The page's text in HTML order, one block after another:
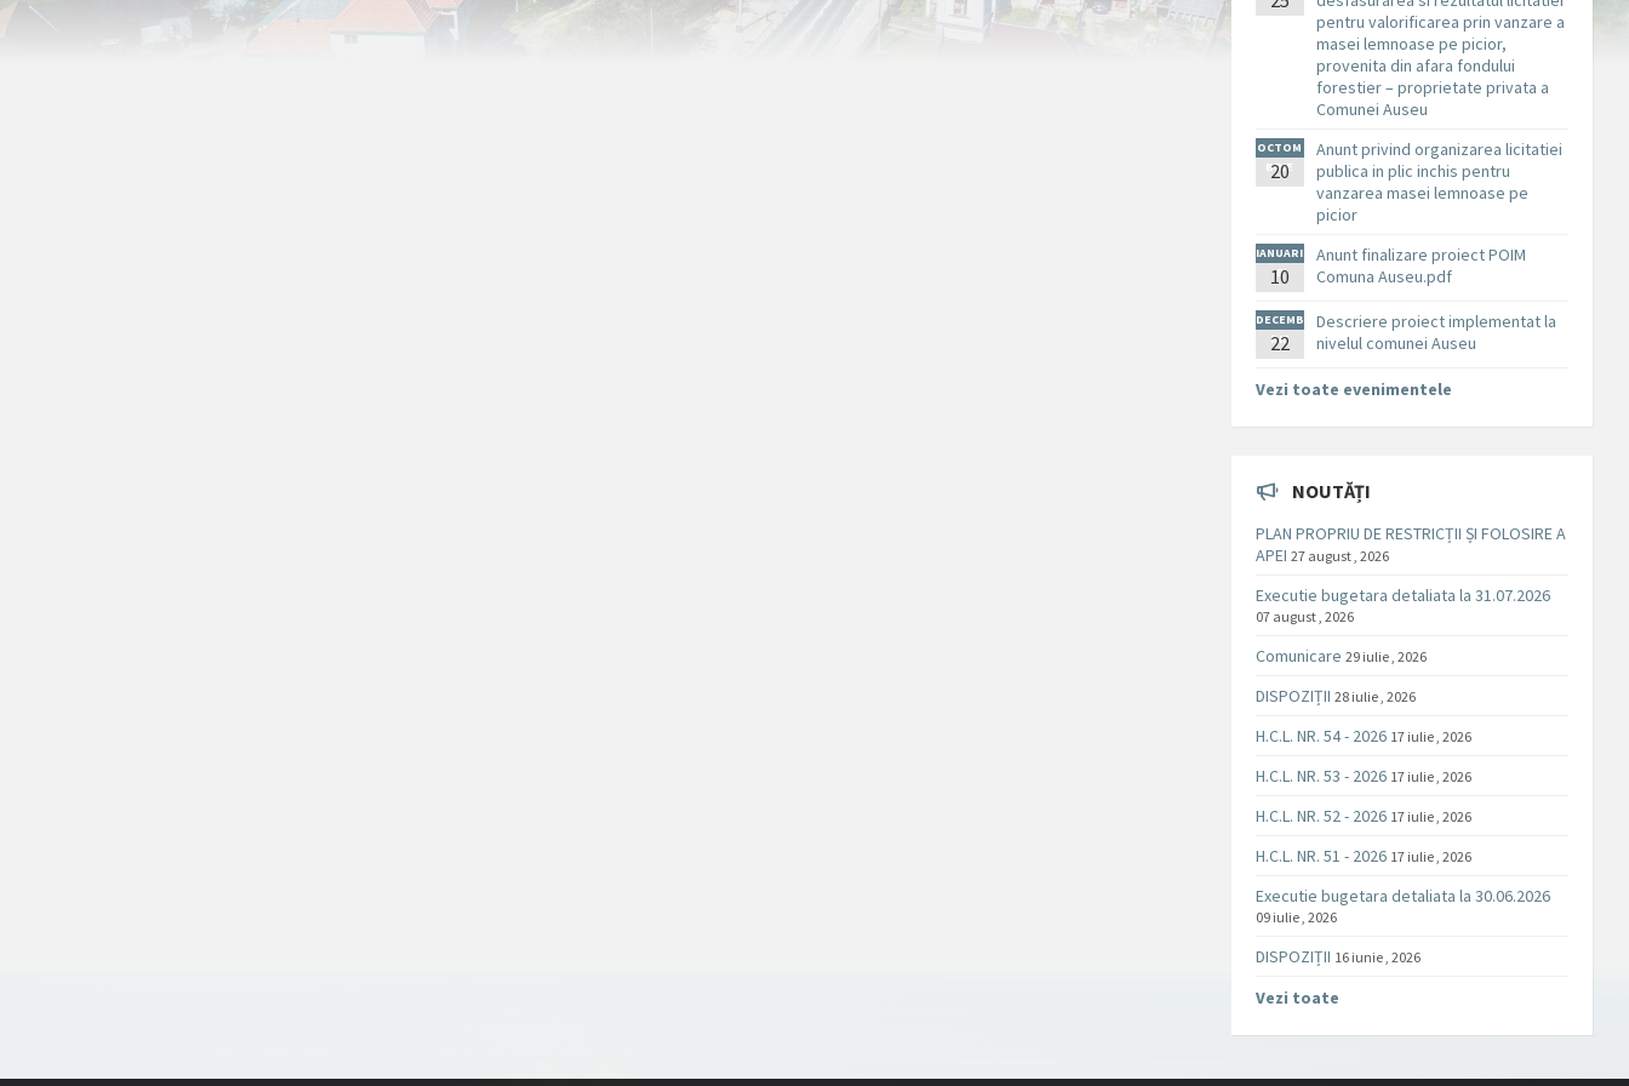
pentru valorificarea prin vanzare a
masei lemnoase pe picior,
provenita din afara fondului
forestier – proprietate privata a
Comunei Auseu
OCTOM
BRIE
20
Anunt privind organizarea licitatiei
publica in plic inchis pentru
vanzarea masei lemnoase pe
picior
IANUARI
E
10
Anunt finalizare proiect POIM
Comuna Auseu.pdf
DECEMB
RIE
22
Descriere proiect implementat la
nivelul comunei Auseu
Vezi toate evenimentele
NOUTĂȚI
PLAN PROPRIU DE RESTRICȚII ȘI FOLOSIRE A
APEI 27 august , 2026
Executie bugetara detaliata la 31.07.2026
07 august , 2026
Comunicare 29 iulie , 2026
DISPOZIȚII 28 iulie , 2026
H.C.L. NR. 54 - 2026 17 iulie , 2026
H.C.L. NR. 53 - 2026 17 iulie , 2026
H.C.L. NR. 52 - 2026 17 iulie , 2026
H.C.L. NR. 51 - 2026 17 iulie , 2026
Executie bugetara detaliata la 30.06.2026
09 iulie , 2026
DISPOZIȚII 16 iunie , 2026
Vezi toate